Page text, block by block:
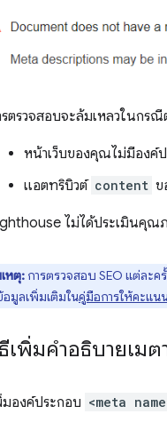
รตรวจสอบจะล้มเหลวในกร
หน้าเว็บของคุณไม่มีองค์
แอตทริบิวต์ content ข
ไม่ได้ประเมินคุณ
หตุ: การตรวจสอบ SEO แต่ละค
อมูลเพิ่มเติมในคู่มือการให้คะแน
เพิ่มคำอธิบายเมต
มองค์ประกอบ <meta